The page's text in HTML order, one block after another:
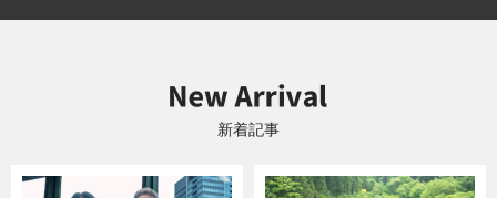
新着記事